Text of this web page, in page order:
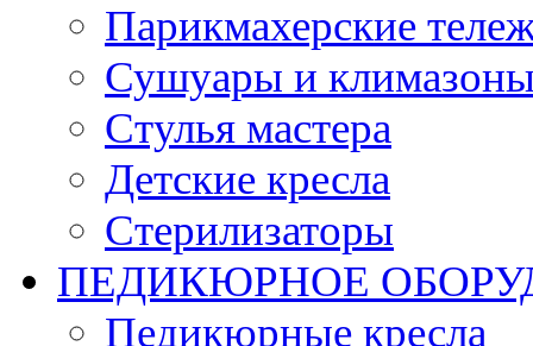
Парикмахерские
Сушуары и
Стулья мастера
Детские кресла
Стерилизаторы
ПЕДИКЮРНОЕ
Педикюрные кресла